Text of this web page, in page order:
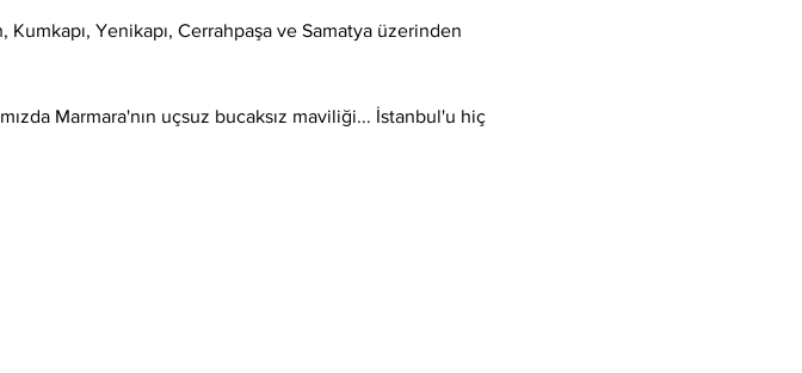
Yenikapı, Cerrahpaşa ve Samatya üzerinden
Marmara'nın uçsuz bucaksız maviliği... İstanbul'u hiç